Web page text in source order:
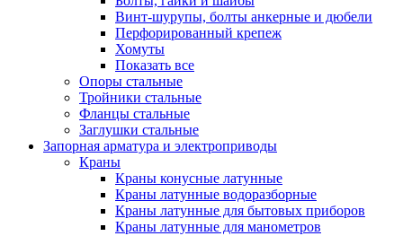
Винт-шурупы, болты анкерные и дюбели
Перфорированный крепеж
Хомуты
Показать все
Опоры стальные
Тройники стальные
Фланцы стальные
Заглушки стальные
Запорная арматура и электроприводы
Краны
Краны конусные латунные
Краны латунные водоразборные
Краны латунные для бытовых приборов
Краны латунные для манометров